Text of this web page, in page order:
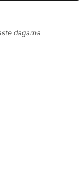
dagarna